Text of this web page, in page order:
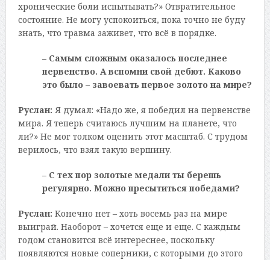
хронические боли испытывать?» Отвратительное
состояние. Не могу успокоиться, пока точно не буду
знать, что травма заживет, что всё в порядке.
– Самым сложным оказалось последнее
первенство. А вспомни свой дебют. Каково
это было – завоевать первое золото на мире?
Руслан: Я думал: «Надо же, я победил на первенстве
мира. Я теперь считаюсь лучшим на планете, что
ли?» Не мог толком оценить этот масштаб. С трудом
верилось, что взял такую вершину.
– С тех пор золотые медали ты берешь
регулярно. Можно пресытиться победами?
Руслан: Конечно нет – хоть восемь раз на мире
выиграй. Наоборот – хочется еще и еще. С каждым
годом становится всё интереснее, поскольку
появляются новые соперники, с которыми до этого